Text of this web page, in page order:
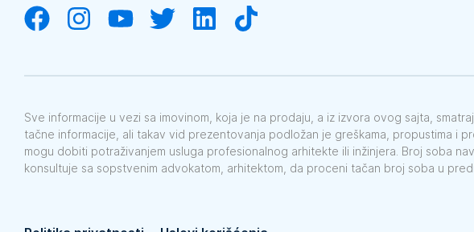
Sve informacije u vezi sa imovinom, koja je na prodaju, a iz izvora ovog sajta,
tačne informacije, ali takav vid prezentovanja podložan je greškama, propustima i
mogu dobiti potraživanjem usluga profesionalnog arhitekte ili inžinjera. Broj soba
konsultuje sa sopstvenim advokatom, arhitektom, da proceni tačan broj soba u